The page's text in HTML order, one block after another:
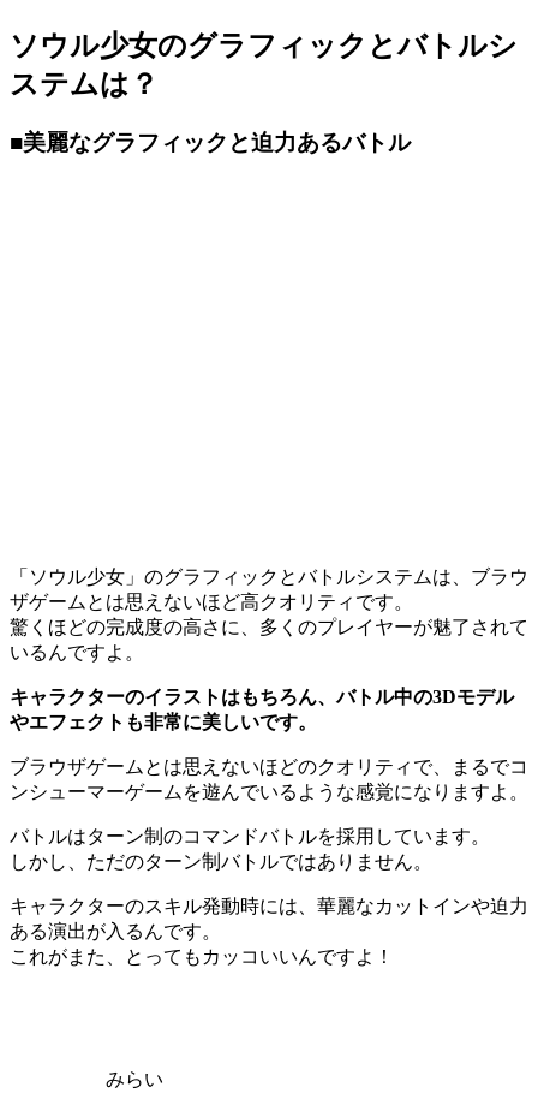
ソウル少女のグラフィックとバトルシ
ステムは？
■美麗なグラフィックと迫力あるバトル
「ソウル少女」のグラフィックとバトルシステムは、ブラウ
ザゲームとは思えないほど高クオリティです。
驚くほどの完成度の高さに、多くのプレイヤーが魅了されて
いるんですよ。
キャラクターのイラストはもちろん、バトル中の3Dモデル
やエフェクトも非常に美しいです。
ブラウザゲームとは思えないほどのクオリティで、まるでコ
ンシューマーゲームを遊んでいるような感覚になりますよ。
バトルはターン制のコマンドバトルを採用しています。
しかし、ただのターン制バトルではありません。
キャラクターのスキル発動時には、華麗なカットインや迫力
ある演出が入るんです。
これがまた、とってもカッコいいんですよ！
みらい